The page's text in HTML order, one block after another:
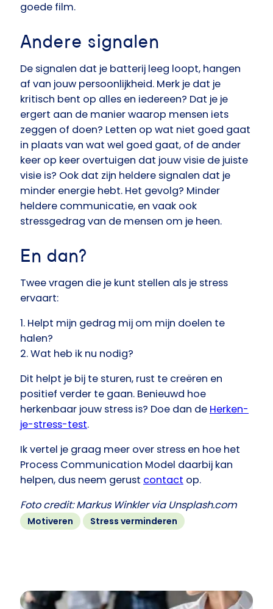
goede film.
Andere signalen
De signalen dat je batterij leeg loopt, hangen
af van jouw persoonlijkheid. Merk je dat je
kritisch bent op alles en iedereen? Dat je je
ergert aan de manier waarop mensen iets
zeggen of doen? Letten op wat niet goed gaat
in plaats van wat wel goed gaat, of de ander
keer op keer overtuigen dat jouw visie de juiste
visie is? Ook dat zijn heldere signalen dat je
minder energie hebt. Het gevolg? Minder
heldere communicatie, en vaak ook
stressgedrag van de mensen om je heen.
En dan?
Twee vragen die je kunt stellen als je stress
ervaart:
1. Helpt mijn gedrag mij om mijn doelen te
halen?
2. Wat heb ik nu nodig?
Dit helpt je bij te sturen, rust te creëren en
positief verder te gaan. Benieuwd hoe
herkenbaar jouw stress is? Doe dan de Herken-
je-stress-test.
Ik vertel je graag meer over stress en hoe het
Process Communication Model daarbij kan
helpen, dus neem gerust contact op.
Foto credit: Markus Winkler via Unsplash.com
Motiveren Stress verminderen